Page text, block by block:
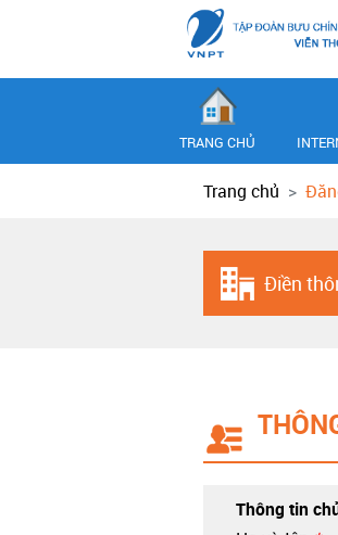
TRANG CHỦ
Trang chủ
Điền
Thông tin